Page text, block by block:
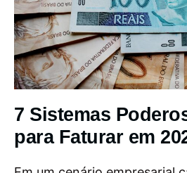
7 Sistemas
para Faturar em